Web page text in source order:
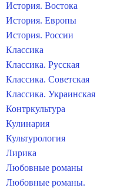
История. Востока
История. Европы
История. России
Классика
Классика. Русская
Классика. Советская
Классика. Украинская
Контркультура
Кулинария
Культурология
Лирика
Любовные романы
Любовные романы.